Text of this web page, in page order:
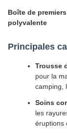
Boîte de
polyvalente
Principales
Trousse
pour la
camping,
Soins
les
éruptions